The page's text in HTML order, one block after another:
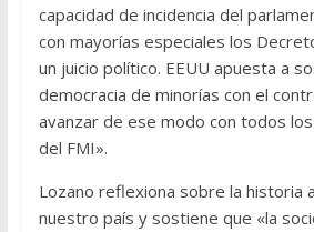
capacidad de incidencia del
con mayorías especiales los
un juicio político. EEUU apuesta a
democracia de minorías con el
avanzar de ese modo con todos
del FMI».
Lozano reflexiona sobre la historia
nuestro país y sostiene que «la